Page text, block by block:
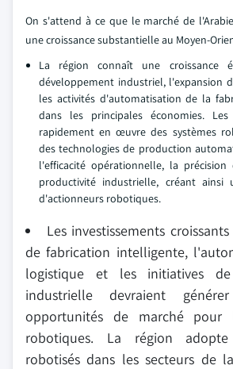
On s'attend à ce que le marché de
une croissance substantielle au Moyen-
La région connaît une croissance
développement industriel, l'expansion
les activités d'automatisation de la
dans les principales économies.
rapidement en œuvre des systèmes
des technologies de production
l'efficacité opérationnelle, la
productivité industrielle, créant ainsi
d'actionneurs robotiques.
Les investissements
de fabrication intelligente,
logistique et les initiatives de
industrielle devraient
opportunités de marché pour
robotiques. La région
robotisés dans les secteurs de